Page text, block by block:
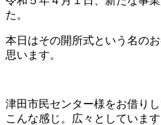
た。
本日はその開所式という名の
思います。
津田市民センター様をお借り
こんな感じ。広々としています